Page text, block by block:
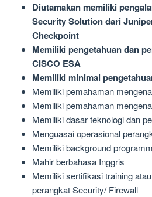
Diutamakan memiliki
Security Solution dari
Checkpoint
Memiliki pengetahuan dan
CISCO ESA
Memiliki minimal
Memiliki pemahaman
Memiliki pemahaman
Memiliki dasar teknologi dan
Menguasai operasional
Memiliki background
Mahir berbahasa Inggris
Memiliki sertifikasi training
perangkat Security/ Firewall